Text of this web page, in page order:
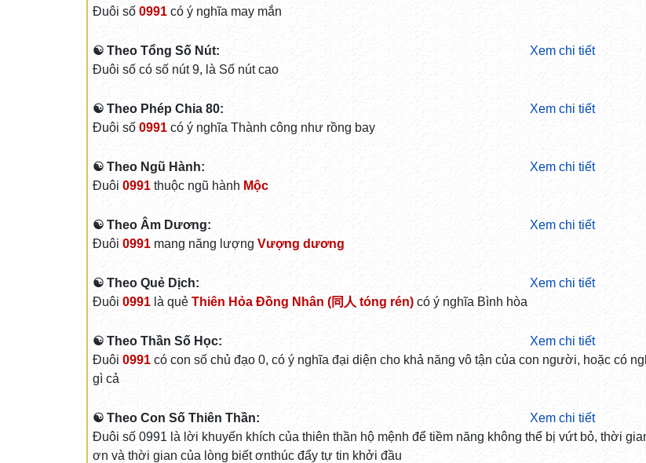
Đuôi số 0991có ý nghĩa may mắn
☯ Theo Tổng Số Nút:
Xem chi tiết
Đuôi số có số nút 9, là Số nút cao
☯ Theo Phép Chia 80:
Xem chi tiết
Đuôi số 0991có ý nghĩa Thành công như rồng bay
☯ Theo Ngũ Hành:
Xem chi tiết
Đuôi 0991thuộc ngũ hành Mộc
☯ Theo Âm Dương:
Xem chi tiết
Đuôi 0991mang năng lượng Vượng dương
☯ Theo Quẻ Dịch:
Xem chi tiết
Đuôi 0991là quẻ Thiên Hỏa Đồng Nhân (同人 tóng rén)có ý nghĩa Bình hòa
☯ Theo Thần Số Học:
Xem chi tiết
Đuôi 0991có con số chủ đạo 0, có ý nghĩa đại diện cho khả năng vô tận của con người, hoặc có
gì cả
☯ Theo Con Số Thiên Thần:
Xem chi tiết
Đuôi số 0991 là lời khuyến khích của thiên thần hộ mệnh để tiềm năng không thể bị vứt bỏ, thời
ơn và thời gian của lòng biết ơnthúc đẩy tự tin khởi đầu